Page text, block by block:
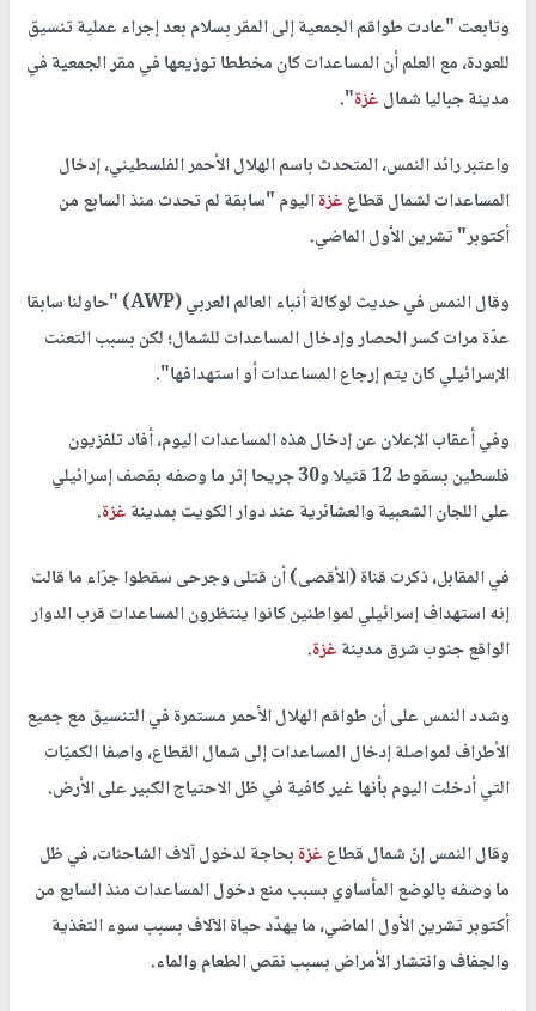
وتابعت "عادت طواقم الجمعية إلى المقر بسلام بعد إجراء عملية تنسيق
للعودة، مع العلم أن المساعدات كان مخططا توزيعها في مقر الجمعية في
مدينة جباليا شمالغزة".
واعتبر رائد النمس، المتحدث باسم الهلال الأحمر الفلسطيني، إدخال
المساعدات لشمال قطاعغزةاليوم "سابقة لم تحدث منذ السابع من
أكتوبر" تشرين الأول الماضي.
وقال النمس في حديث لوكالة أنباء العالم العربي (AWP) "حاولنا سابقا
عدّة مرات كسر الحصار وإدخال المساعدات للشمال؛ لكن بسبب التعنت
الإسرائيلي كان يتم إرجاع المساعدات أو استهدافها".
وفي أعقاب الإعلان عن إدخال هذه المساعدات اليوم، أفاد تلفزيون
فلسطين بسقوط 12 قتيلا و30 جريحا إثر ما وصفه بقصف إسرائيلي
على اللجان الشعبية والعشائرية عند دوار الكويت بمدينةغزة.
في المقابل، ذكرت قناة (الأقصى) أن قتلى وجرحى سقطوا جرّاء ما قالت
إنه استهداف إسرائيلي لمواطنين كانوا ينتظرون المساعدات قرب الدوار
الواقع جنوب شرق مدينةغزة.
وشدد النمس على أن طواقم الهلال الأحمر مستمرة في التنسيق مع جميع
الأطراف لمواصلة إدخال المساعدات إلى شمال القطاع، واصفا الكميّات
التي أدخلت اليوم بأنها غير كافية في ظل الاحتياج الكبير على الأرض.
وقال النمس إنّ شمال قطاعغزةبحاجة لدخول آلاف الشاحنات، في ظل
ما وصفه بالوضع المأساوي بسبب منع دخول المساعدات منذ السابع من
أكتوبر تشرين الأول الماضي، ما يهدّد حياة الآلاف بسبب سوء التغذية
والجفاف وانتشار الأمراض بسبب نقص الطعام والماء.